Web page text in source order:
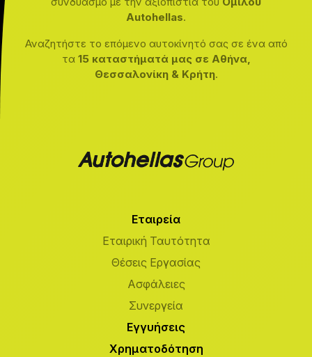
Autohellas.
Αναζητήστε το επόμενο αυτοκίνητό σας σε ένα από
τα 15 καταστήματά μας σε Αθήνα,
Θεσσαλονίκη & Κρήτη.
Εταιρεία
Εταιρική Ταυτότητα
Θέσεις Εργασίας
Ασφάλειες
Συνεργεία
Εγγυήσεις
Χρηματοδότηση